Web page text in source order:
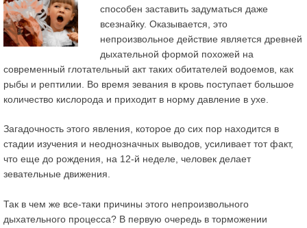
способен заставить задуматься даже
всезнайку. Оказывается, это
непроизвольное действие является древней
дыхательной формой похожей на
современный глотательный акт таких обитателей водоемов, как
рыбы и рептилии. Во время зевания в кровь поступает большое
количество кислорода и приходит в норму давление в ухе.
Загадочность этого явления, которое до сих пор находится в
стадии изучения и неоднозначных выводов, усиливает тот факт,
что еще до рождения, на 12-й неделе, человек делает
зевательные движения.
Так в чем же все-таки причины этого непроизвольного
дыхательного процесса? В первую очередь в торможении